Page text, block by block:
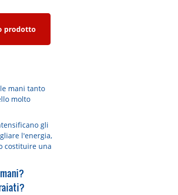
prodotto
mani tanto
molto
gli
l'energia,
costituire una